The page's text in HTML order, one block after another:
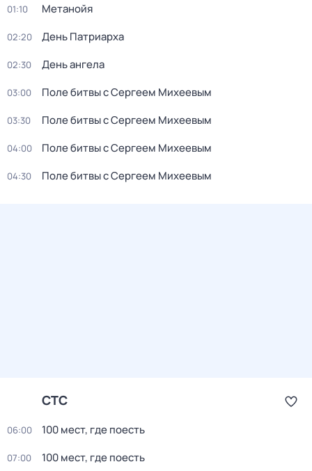
01:10 Метанойя
02:20 День Патриарха
02:30 День ангела
03:00 Поле битвы с Сергеем Михеевым
03:30 Поле битвы с Сергеем Михеевым
04:00 Поле битвы с Сергеем Михеевым
04:30 Поле битвы с Сергеем Михеевым
СТС
06:00 100 мест, где поесть
07:00 100 мест, где поесть